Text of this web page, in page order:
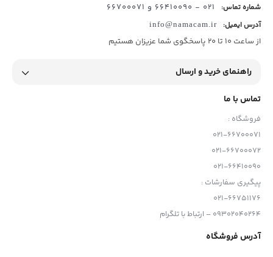
شماره تماس: 021 - 66410090 و 66700071
آدرس ایمیل: info@namacam.ir
از ساعت 10 تا 20 پاسخگوی شما عزیزان هستیم
راهنمای خرید و ارسال
تماس با ما
فروشگاه :
021-66700071
021-66700072
021-66410090
پیگیری سفارشات :
021-66751176
09302040264 – ارتباط با تلگرام
آدرس فروشگاه